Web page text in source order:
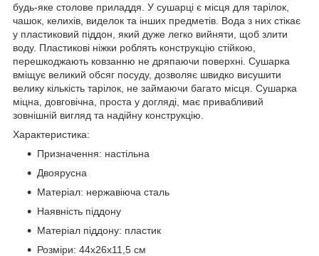
будь-яке столове приладдя. У сушарці є місця для тарілок,
чашок, келихів, виделок та інших предметів. Вода з них стікає
у пластиковий піддон, який дуже легко вийняти, щоб злити
воду. Пластикові ніжки роблять конструкцію стійкою,
перешкоджають ковзанню не дряпаючи поверхні. Сушарка
вміщує великий обсяг посуду, дозволяє швидко висушити
велику кількість тарілок, не займаючи багато місця. Сушарка
міцна, довговічна, проста у догляді, має привабливий
зовнішній вигляд та надійну конструкцію.
Характеристика:
Призначення: настільна
Двоярусна
Матеріал: нержавіюча сталь
Наявність піддону
Матеріал піддону: пластик
Розміри: 44х26х11,5 см